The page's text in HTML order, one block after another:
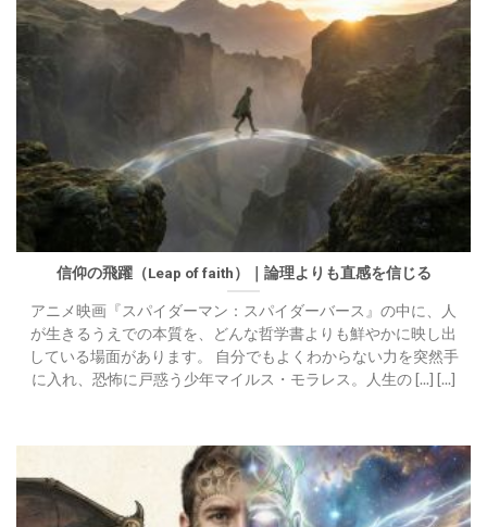
信仰の飛躍（Leap of faith）｜論理よりも直感を信じる
アニメ映画『スパイダーマン：スパイダーバース』の中に、人
が生きるうえでの本質を、どんな哲学書よりも鮮やかに映し出
している場面があります。 自分でもよくわからない力を突然手
に入れ、恐怖に戸惑う少年マイルス・モラレス。人生の [...] [...]